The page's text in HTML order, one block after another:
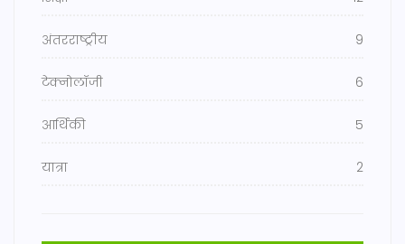
अंतरराष्ट्रीय 9
टेक्नोलॉजी 6
आर्थिकी 5
यात्रा 2